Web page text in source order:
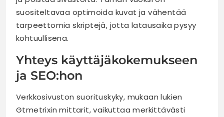
suositeltavaa optimoida kuvat ja vähentää
tarpeettomia skriptejä, jotta latausaika pysyy
kohtuullisena.
Yhteys käyttäjäkokemukseen
ja SEO:hon
Verkkosivuston suorituskyky, mukaan lukien
Gtmetrixin mittarit, vaikuttaa merkittävästi